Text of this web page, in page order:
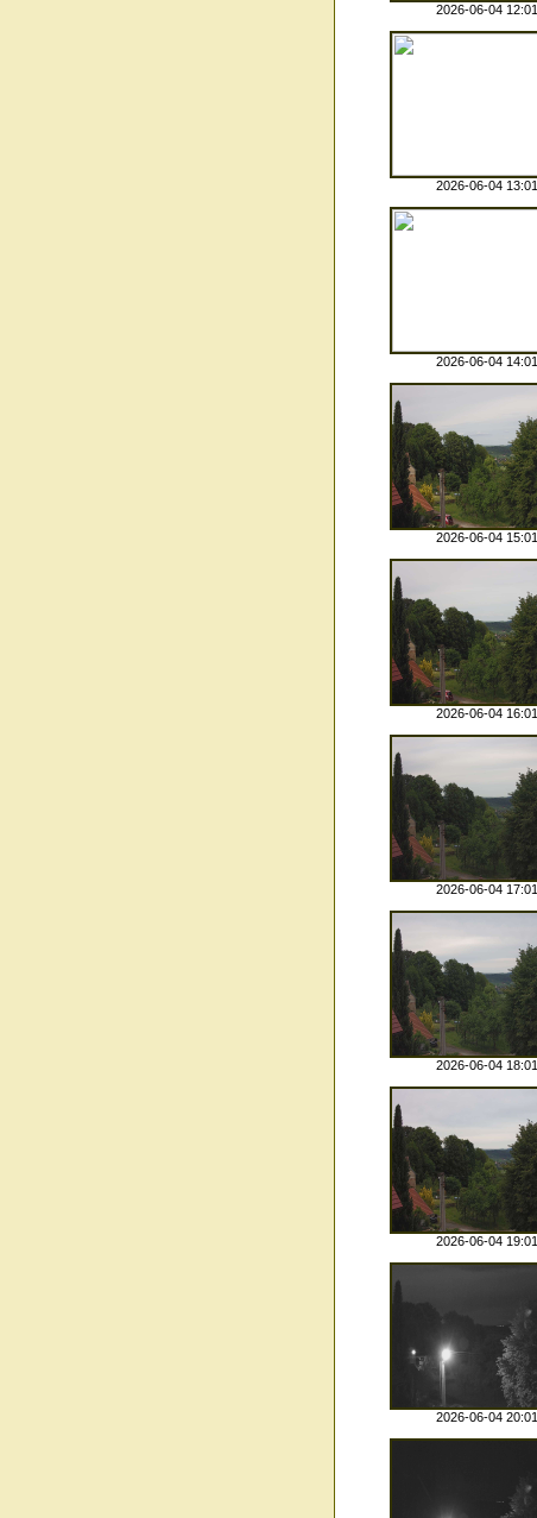
2026-06-04 12:01
2026-06-04 13:01
2026-06-04 14:01
2026-06-04 15:01
2026-06-04 16:01
2026-06-04 17:01
2026-06-04 18:01
2026-06-04 19:01
2026-06-04 20:01